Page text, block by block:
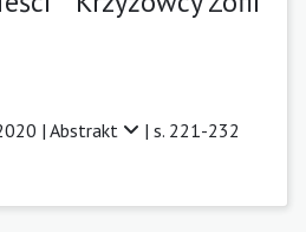
| Abstrakt | s. 221-232